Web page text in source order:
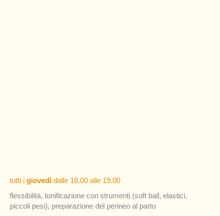
tutti i giovedì dalle 18.00 alle 19.00
flessibilità, tonificazione con strumenti (soft ball, elastici,
piccoli pesi), preparazione del perineo al parto